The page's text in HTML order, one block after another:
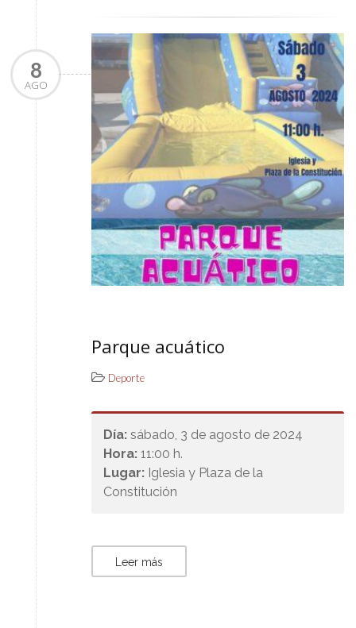
8
AGO
Parque acuático
Deporte
Día: sábado, 3 de agosto de 2024
Hora: 11:00 h.
Lugar: Iglesia y Plaza de la
Constitución
Leer más